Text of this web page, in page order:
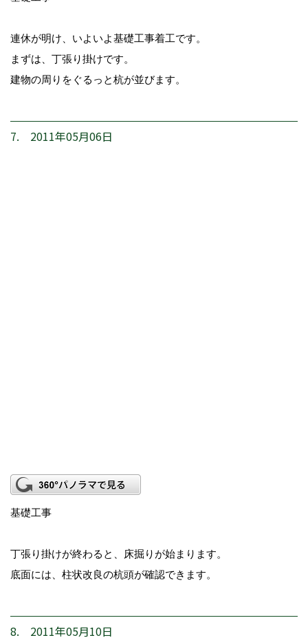
連休が明け、いよいよ基礎工事着工です。
まずは、丁張り掛けです。
建物の周りをぐるっと杭が並びます。
7. 2011年05月06日
基礎工事
丁張り掛けが終わると、床掘りが始まります。
底面には、柱状改良の杭頭が確認できます。
8. 2011年05月10日